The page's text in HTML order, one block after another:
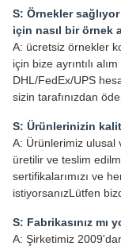
S: Örnekler
için nasıl bir örnek
A: ücretsiz örnekler
için bize ayrıntılı
DHL/FedEx/UPS
sizin tarafınızdan
S: Ürünlerinizin
A: Ürünlerimiz ulusal
üretilir ve teslim
sertifikalarımızı ve
istiyorsanızLütfen
S: Fabrikasınız mı
A: Şirketimiz